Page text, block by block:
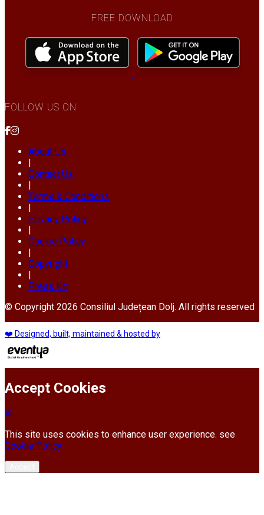
FREE DOWNLOAD
FOLLOW US ON
About Us
|
Contact Us
|
Terms & Conditions
|
Privacy Policy
|
Cookie Policy
|
Copyright
|
Press Kit
© Copyright 2026 Consiliul Județean Dolj. All rights reserved
❤️ Designed, built, maintained & hosted by
Accept Cookies
This site uses cookies to enhance user experience. see
Cookie Policy